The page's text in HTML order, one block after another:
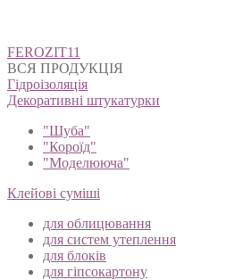
Навігація
записів
FEROZIT11
ВСЯ ПРОДУКЦІЯ
Гідроізоляція
Декоративні штукатурки
"Шуба"
"Короїд"
"Моделююча"
Клейові суміші
для облицювання
для систем утеплення
для блоків
для гіпсокартону